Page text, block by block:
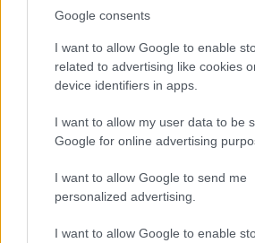
Google consents
I want to allow Google to enable
related to advertising like cookies
device identifiers in apps.
I want to allow my user data to be
Google for online advertising
I want to allow Google to send me
personalized advertising.
I want to allow Google to enable
franchi svizzeri per 375 milioni
Approfondimenti
Smart Contracts cosa sono e
modo semplice
Che cos’è la blockchain?
blockchain e spiegazione